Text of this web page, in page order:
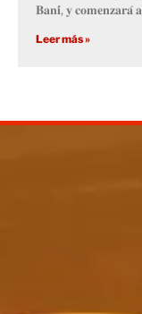
𝐁𝐚𝐧𝐢́, 𝐲 𝐜𝐨𝐦𝐞𝐧𝐳𝐚𝐫𝐚́ 𝐚
Leer más »